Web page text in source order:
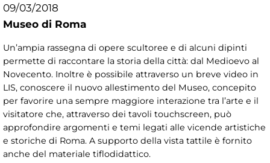
09/03/2018
Museo di Roma
Un’ampia rassegna di opere scultoree e di alcuni dipinti
permette di raccontare la storia della città: dal Medioevo al
Novecento. Inoltre è possibile attraverso un breve video in
LIS, conoscere il nuovo allestimento del Museo, concepito
per favorire una sempre maggiore interazione tra l’arte e il
visitatore che, attraverso dei tavoli touchscreen, può
approfondire argomenti e temi legati alle vicende artistiche
e storiche di Roma. A supporto della vista tattile è fornito
anche del materiale tiflodidattico.